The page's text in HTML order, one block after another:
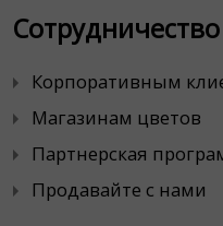
Сотрудничество
Корпоративным
Магазинам цветов
Партнерская
Продавайте с нами